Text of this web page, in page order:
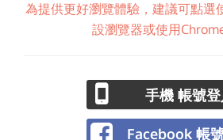
為提供更好瀏覽體驗，建議可點選
設瀏覽器或使用Chrome
手機 帳號登
Facebook 帳